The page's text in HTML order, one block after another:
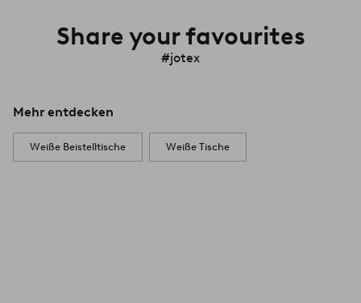
Share your favourites
#jotex
Mehr entdecken
Weiße Beistelltische Weiße Tische